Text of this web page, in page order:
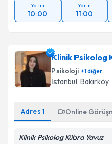
Yarın
10:00
Yarın
11:00
Klinik Psikolog
Psikoloji +1diğer
İstanbul, Bakırköy
Adres 1 Online
Klinik Psikolog Kübra Yavuz